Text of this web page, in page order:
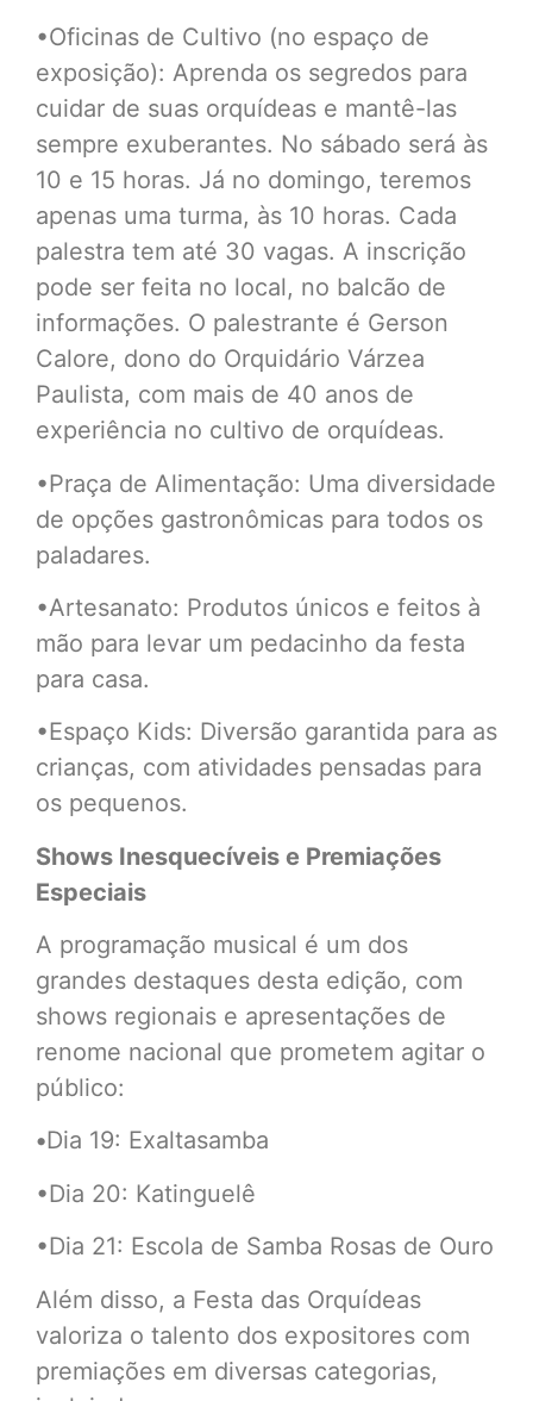
•Oficinas de Cultivo (no espaço de
exposição): Aprenda os segredos para
cuidar de suas orquídeas e mantê-las
sempre exuberantes. No sábado será às
10 e 15 horas. Já no domingo, teremos
apenas uma turma, às 10 horas. Cada
palestra tem até 30 vagas. A inscrição
pode ser feita no local, no balcão de
informações. O palestrante é Gerson
Calore, dono do Orquidário Várzea
Paulista, com mais de 40 anos de
experiência no cultivo de orquídeas.
•Praça de Alimentação: Uma diversidade
de opções gastronômicas para todos os
paladares.
•Artesanato: Produtos únicos e feitos à
mão para levar um pedacinho da festa
para casa.
•Espaço Kids: Diversão garantida para as
crianças, com atividades pensadas para
os pequenos.
Shows Inesquecíveis e Premiações
Especiais
A programação musical é um dos
grandes destaques desta edição, com
shows regionais e apresentações de
renome nacional que prometem agitar o
público:
•Dia 19: Exaltasamba
•Dia 20: Katinguelê
•Dia 21: Escola de Samba Rosas de Ouro
Além disso, a Festa das Orquídeas
valoriza o talento dos expositores com
premiações em diversas categorias,